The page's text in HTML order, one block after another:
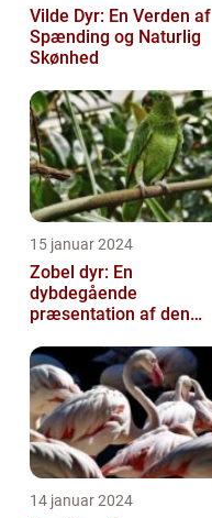
Vilde Dyr: En Verden af
Spænding og Naturlig
Skønhed
15 januar 2024
Zobel dyr: En
dybdegående
præsentation af den
14 januar 2024